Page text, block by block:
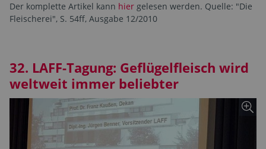
Der komplette Artikel kann hier gelesen werden. Quelle: "Die
Fleischerei", S. 54ff, Ausgabe 12/2010
32. LAFF-Tagung: Geflügelfleisch wird
weltweit immer beliebter